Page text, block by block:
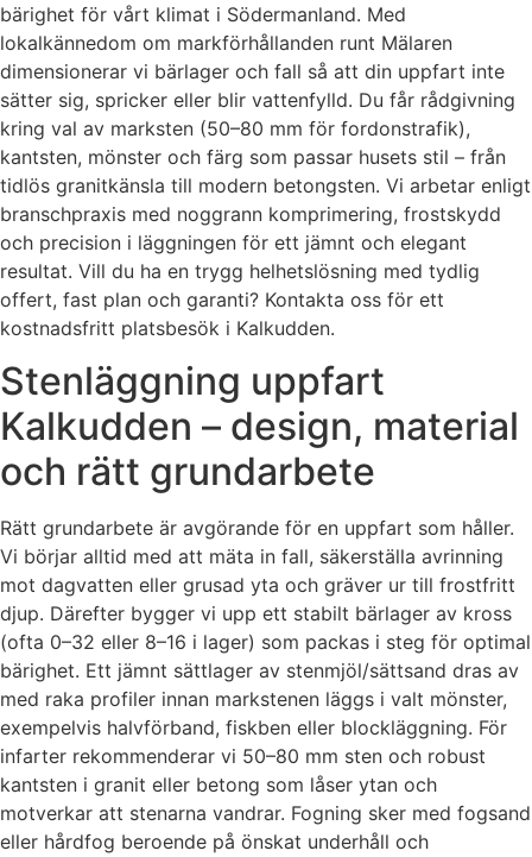
bärighet för vårt klimat i Södermanland. Med
lokalkännedom om markförhållanden runt Mälaren
dimensionerar vi bärlager och fall så att din uppfart inte
sätter sig, spricker eller blir vattenfylld. Du får rådgivning
kring val av marksten (50–80 mm för fordonstrafik),
kantsten, mönster och färg som passar husets stil – från
tidlös granitkänsla till modern betongsten. Vi arbetar enligt
branschpraxis med noggrann komprimering, frostskydd
och precision i läggningen för ett jämnt och elegant
resultat. Vill du ha en trygg helhetslösning med tydlig
offert, fast plan och garanti? Kontakta oss för ett
kostnadsfritt platsbesök i Kalkudden.
Stenläggning uppfart
Kalkudden – design, material
och rätt grundarbete
Rätt grundarbete är avgörande för en uppfart som håller.
Vi börjar alltid med att mäta in fall, säkerställa avrinning
mot dagvatten eller grusad yta och gräver ur till frostfritt
djup. Därefter bygger vi upp ett stabilt bärlager av kross
(ofta 0–32 eller 8–16 i lager) som packas i steg för optimal
bärighet. Ett jämnt sättlager av stenmjöl/sättsand dras av
med raka profiler innan markstenen läggs i valt mönster,
exempelvis halvförband, fiskben eller blockläggning. För
infarter rekommenderar vi 50–80 mm sten och robust
kantsten i granit eller betong som låser ytan och
motverkar att stenarna vandrar. Fogning sker med fogsand
eller hårdfog beroende på önskat underhåll och